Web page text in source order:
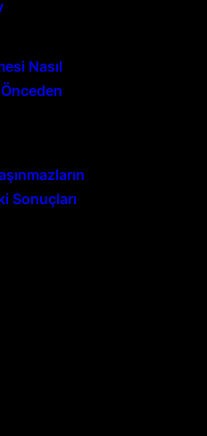
Nasıl
Sonuçları